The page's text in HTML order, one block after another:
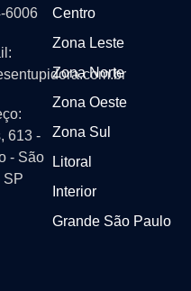
6006
613 -
- São
SP
Centro
Zona Leste
Zona Norte
Zona Oeste
Zona Sul
Litoral
Interior
Grande São Paulo